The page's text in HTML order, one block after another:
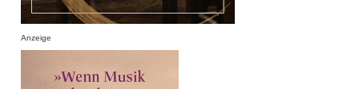
Anzeige